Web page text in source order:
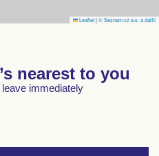
Leaflet|© Seznam.cz a.s. a další
nearest to you
immediately